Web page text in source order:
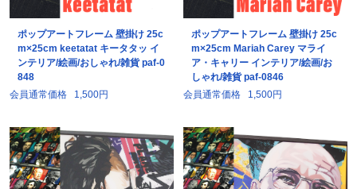
ポップアートフレーム 壁掛け 25c
m×25cm keetatat キータタッ イ
ンテリア/絵画/おしゃれ/雑貨 paf-0
848
会員通常価格
1,500円
ポップアートフレーム 壁掛け 25c
m×25cm Mariah Carey マライ
ア・キャリー インテリア/絵画/お
しゃれ/雑貨 paf-0846
会員通常価格
1,500円